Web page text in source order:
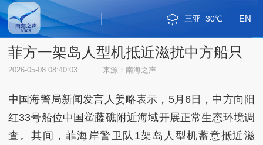
EN
河内 36℃
三沙 32℃
三亚 30℃
琼海 34℃
海口 33℃
斯里巴加湾 35℃
金边 34℃
雅加达 34℃
万象 28℃
吉隆坡 35℃
马尼拉 30℃
新加坡市 33℃
曼谷 33℃
内比都 32℃
河内 36℃
三沙 32℃
菲方一架岛人型机抵近滋扰中方船只
2026-05-08 08:40:03 来源：南海之声
中国海警局新闻发言人姜略表示，5月6日，中方向阳
红33号船位中国鲎藤礁附近海域开展正常生态环境调
查。其间，菲海岸警卫队1架岛人型机蓄意抵近滋